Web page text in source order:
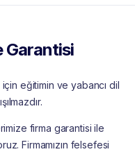
Garantisi
eğitimin ve yabancı dil
firma garantisi ile
Firmamızın felsefesi